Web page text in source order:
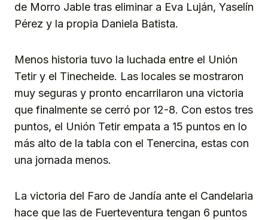
de Morro Jable tras eliminar a Eva Luján, Yaselín
Pérez y la propia Daniela Batista.
Menos historia tuvo la luchada entre el Unión
Tetir y el Tinecheide. Las locales se mostraron
muy seguras y pronto encarrilaron una victoria
que finalmente se cerró por 12-8. Con estos tres
puntos, el Unión Tetir empata a 15 puntos en lo
más alto de la tabla con el Tenercina, estas con
una jornada menos.
La victoria del Faro de Jandía ante el Candelaria
hace que las de Fuerteventura tengan 6 puntos